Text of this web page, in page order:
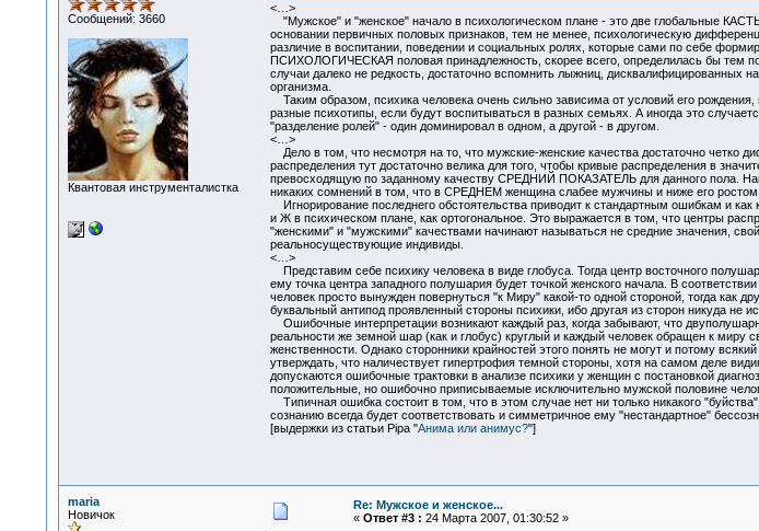
Сообщений: 3660
Квантовая инструменталистка
<…>
"Мужское" и "женское" начало в психологическом плане - это две глобальные
основании первичных половых признаков, тем не менее, психологическую
различие в воспитании, поведении и социальных ролях, которые сами по себе
ПСИХОЛОГИЧЕСКАЯ половая принадлежность, скорее всего, определилась бы тем
случаи далеко не редкость, достаточно вспомнить лыжниц, дисквалифицированных
организма.
Таким образом, психика человека очень сильно зависима от условий его
разные психотипы, если будут воспитываться в разных семьях. А иногда это
"разделение ролей" - один доминировал в одном, а другой - в другом.
<…>
Дело в том, что несмотря на то, что мужские-женские качества достаточно
распределения тут достаточно велика для того, чтобы кривые распределения в
превосходящую по заданному качеству СРЕДНИЙ ПОКАЗАТЕЛЬ для данного пола.
никаких сомнений в том, что в СРЕДНЕМ женщина слабее мужчины и ниже его ростом.
Игнорирование последнего обстоятельства приводит к стандартным ошибкам и
и Ж в психическом плане, как ортогональное. Это выражается в том, что центры
"женскими" и "мужскими" качествами начинают называться не средние значения,
реальносуществующие индивиды.
<…>
Представим себе психику человека в виде глобуса. Тогда центр восточного
ему точка центра западного полушария будет точкой женского начала. В
человек просто вынужден повернуться "к Миру" какой-то одной стороной, тогда как
буквальный антипод проявленный стороны психики, ибо другая из сторон никуда не
Ошибочные интерпретации возникают каждый раз, когда забывают, что
реальности же земной шар (как и глобус) круглый и каждый человек обращен к
женственности. Однако сторонники крайностей этого понять не могут и потому
утверждать, что наличествует гипертрофия темной стороны, хотя на самом деле
допускаются ошибочные трактовки в анализе психики у женщин с постановкой
положительные, но ошибочно приписываемые исключительно мужской половине
Типичная ошибка состоит в том, что в этом случае нет ни только никакого
сознанию всегда будет соответствовать и симметричное ему "нестандартное"
[выдержки из статьи Pipa "Анима или анимус?"]
maria
Новичок
Re: Мужское и женское...
« Ответ #3 : 24 Марта 2007, 01:30:52 »